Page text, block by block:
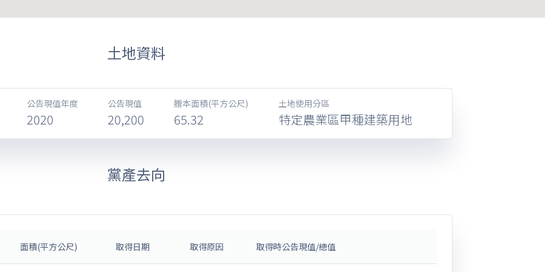
土地資料
公告現值年度
2020
公告現值
20,200
謄本面積(平方公尺)
65.32
土地使用分區
特定農業區甲種建築用地
黨產去向
面積(平方公尺) 取得日期 取得原因 取得時公告現值/總值